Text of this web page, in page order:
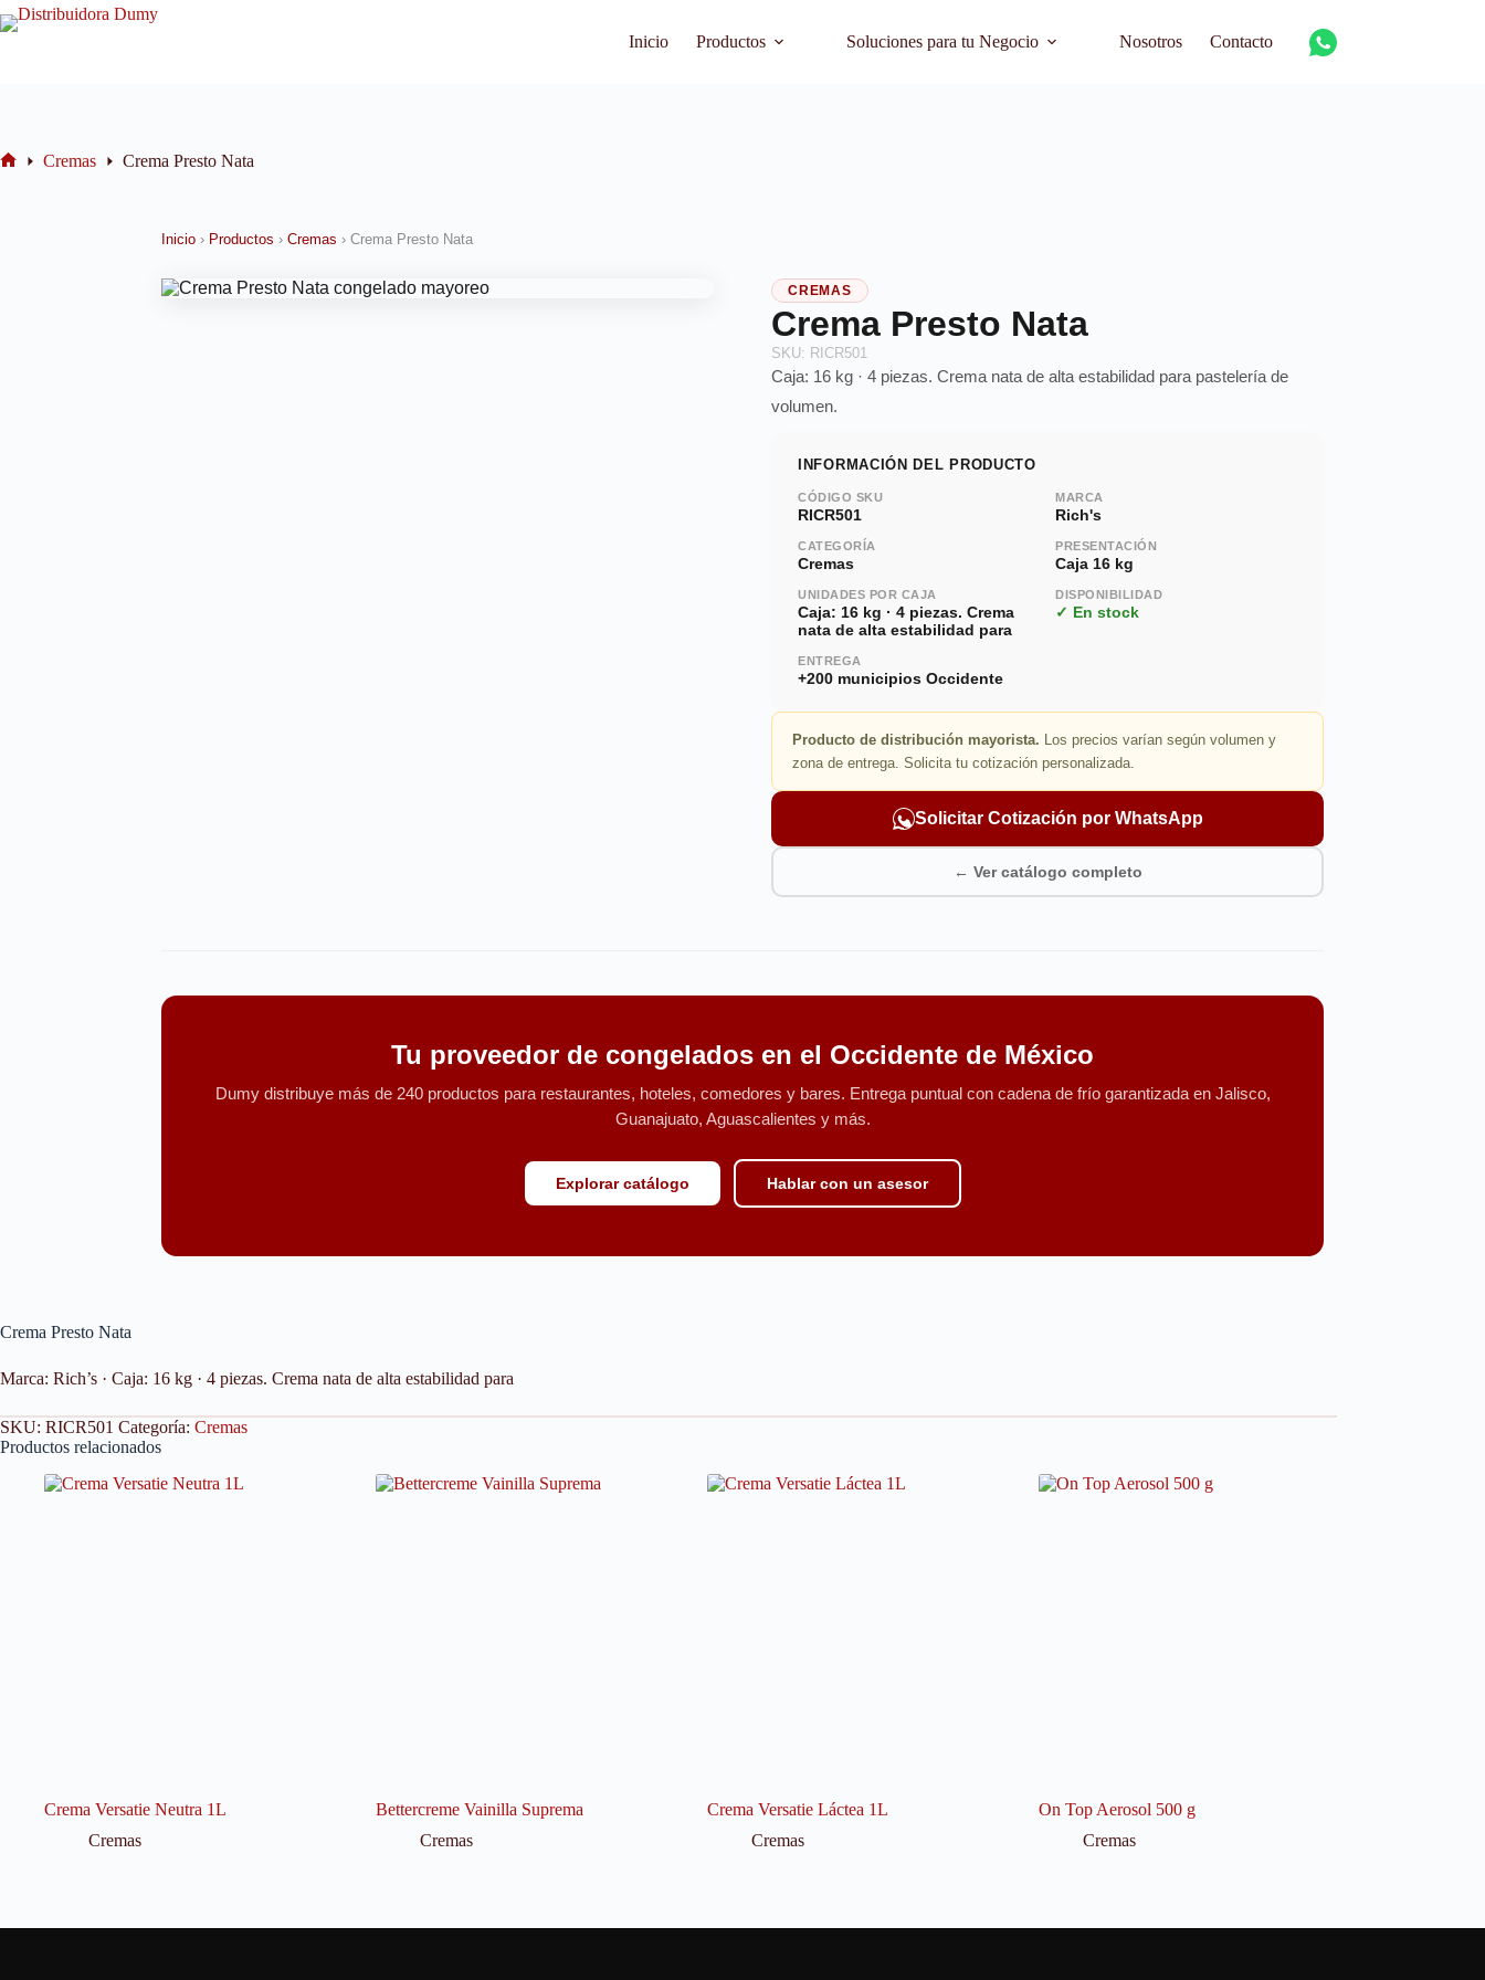
Inicio Productos Soluciones para tu Negocio Nosotros Contacto
Cremas Crema Presto Nata
Inicio › Productos › Cremas › Crema Presto Nata
CREMAS
Crema Presto Nata
SKU: RICR501
Caja: 16 kg · 4 piezas. Crema nata de alta estabilidad para pastelería de
volumen.
INFORMACIÓN DEL PRODUCTO
CÓDIGO SKU
RICR501
MARCA
Rich's
CATEGORÍA
Cremas
PRESENTACIÓN
Caja 16 kg
UNIDADES POR CAJA
Caja: 16 kg · 4 piezas. Crema
nata de alta estabilidad para
DISPONIBILIDAD
✓ En stock
ENTREGA
+200 municipios Occidente
Producto de distribución mayorista. Los precios varían según volumen y
zona de entrega. Solicita tu cotización personalizada.
Solicitar Cotización por WhatsApp
← Ver catálogo completo
Tu proveedor de congelados en el Occidente de México
Dumy distribuye más de 240 productos para restaurantes, hoteles, comedores y bares. Entrega puntual con cadena de frío garantizada en Jalisco,
Guanajuato, Aguascalientes y más.
Explorar catálogo Hablar con un asesor
Crema Presto Nata
Marca: Rich’s · Caja: 16 kg · 4 piezas. Crema nata de alta estabilidad para
SKU: RICR501 Categoría: Cremas
Productos relacionados
Crema Versatie Neutra 1L
Cremas
Bettercreme Vainilla Suprema
Cremas
Crema Versatie Láctea 1L
Cremas
On Top Aerosol 500 g
Cremas